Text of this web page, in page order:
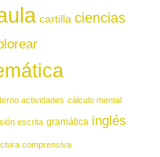
cartilla ciencias
actividades cálculo mental
escrita gramática inglés
comprensiva